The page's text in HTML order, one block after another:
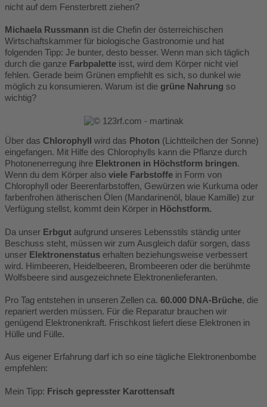
nicht auf dem Fensterbrett ziehen?
Michaela Russmann ist die Chefin der österreichischen
Wirtschaftskammer für biologische Gastronomie und hat
folgenden Tipp: Je bunter, desto besser. Wenn man sich täglich
durch die ganze Farbpalette isst, wird dem Körper nicht viel
fehlen. Gerade beim Grünen empfiehlt es sich, so dunkel wie
möglich zu konsumieren. Warum ist die grüne Nahrung so
wichtig?
Über das Chlorophyll wird das Photon (Lichtteilchen der Sonne)
eingefangen. Mit Hilfe des Chlorophylls kann die Pflanze durch
Photonenerregung ihre Elektronen in Höchstform bringen.
Wenn du dem Körper also viele Farbstoffe in Form von
Chlorophyll oder Beerenfarbstoffen, Gewürzen wie Kurkuma oder
farbenfrohen ätherischen Ölen (Mandarinenöl, blaue Kamille) zur
Verfügung stellst, kommt dein Körper in Höchstform.
Da unser Erbgut aufgrund unseres Lebensstils ständig unter
Beschuss steht, müssen wir zum Ausgleich dafür sorgen, dass
unser Elektronenstatus erhalten beziehungsweise verbessert
wird. Himbeeren, Heidelbeeren, Brombeeren oder die berühmte
Wolfsbeere sind ausgezeichnete Elektronenlieferanten.
Pro Tag entstehen in unseren Zellen ca. 60.000 DNA-Brüche, die
repariert werden müssen. Für die Reparatur brauchen wir
genügend Elektronenkraft. Frischkost liefert diese Elektronen in
Hülle und Fülle.
Aus eigener Erfahrung darf ich so eine tägliche Elektronenbombe
empfehlen:
Mein Tipp: Frisch gepresster Karottensaft